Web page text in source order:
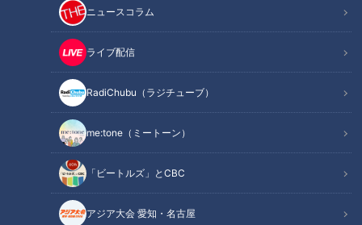
ニュースコラム
ライブ配信
RadiChubu（ラジチューブ）
me:tone（ミートーン）
「ビートルズ」とCBC
アジア大会 愛知・名古屋
この記事を見たあなたへのおすすめ
【MBSコラボ】ウラオモテレビ
大好きすぎる柳沢アナテンショ
ンが爆上がり #みてちょてれび
治見工業高校』陶芸部